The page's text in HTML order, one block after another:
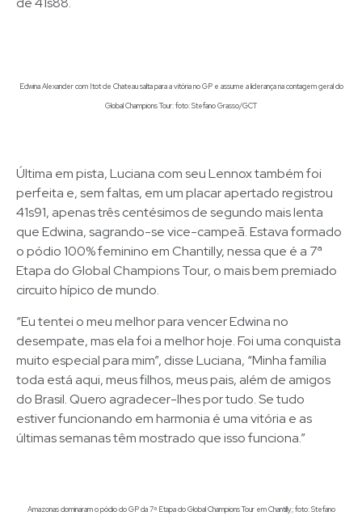
Edwina Alexander com Itot de Chateau salta para a vitória no GP e assume a liderança na contagem geral do
Global Champions Tour: foto: Stefano Grasso/GCT
Última em pista, Luciana com seu Lennox também foi
perfeita e, sem faltas, em um placar apertado registrou
41s91, apenas três centésimos de segundo mais lenta
que Edwina, sagrando-se vice-campeã. Estava formado
o pódio 100% feminino em Chantilly, nessa que é a 7ª
Etapa do Global Champions Tour, o mais bem premiado
circuito hípico de mundo.
“Eu tentei o meu melhor para vencer Edwina no
desempate, mas ela foi a melhor hoje. Foi uma conquista
muito especial para mim”, disse Luciana, “Minha família
toda está aqui, meus filhos, meus pais, além de amigos
do Brasil. Quero agradecer-lhes por tudo. Se tudo
estiver funcionando em harmonia é uma vitória e as
últimas semanas têm mostrado que isso funciona.”
Amazonas dominaram o pódio do GP da 7ª Etapa do Global Champions Tour em Chantilly; foto: Stefano